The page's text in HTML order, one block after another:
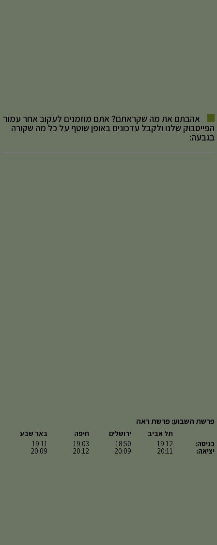
אהבתם את מה שקראתם? אתם מוזמנים לעקוב אחר עמוד
הפייסבוק שלנו ולקבל עדכונים באופן שוטף על כל מה שקורה
בגבעה:
פרשת השבוע: פרשת ראה
כניסה:
יציאה:
תל אביב
19:12
20:11
ירושלים
18:50
20:09
חיפה
19:03
20:12
באר שבע
19:11
20:09